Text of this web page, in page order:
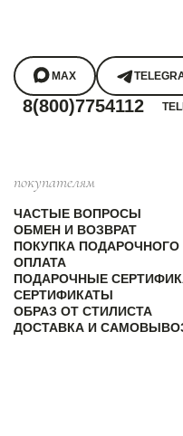
MAX
8(800)7754112
покупателям
ЧАСТЫЕ ВОПРОСЫ
ОБМЕН И ВОЗВРАТ
ПОКУПКА ПОДАРОЧНОГО
ОПЛАТА
ПОДАРОЧНЫЕ
СЕРТИФИКАТЫ
ОБРАЗ ОТ СТИЛИСТА
ДОСТАВКА И